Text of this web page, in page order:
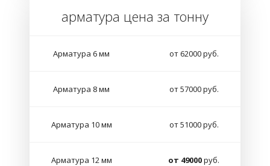
арматура цена за тонну
Арматура 6 мм от 62000 руб.
Арматура 8 мм от 57000 руб.
Арматура 10 мм от 51000 руб.
Арматура 12 мм от 49000руб.